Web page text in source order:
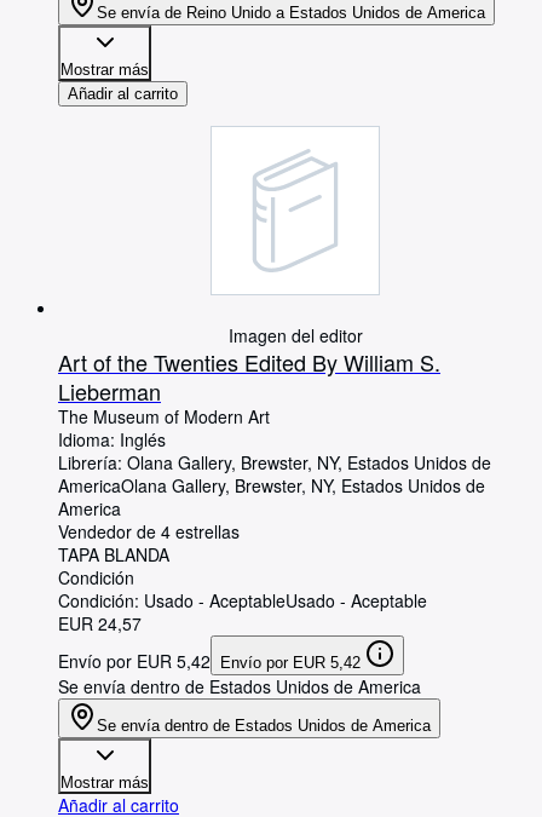
Se envía de Reino Unido a Estados Unidos de America
Mostrar más
Añadir al carrito
Imagen del editor
Art of the Twenties Edited By William S.
Lieberman
The Museum of Modern Art
Idioma: Inglés
Librería: Olana Gallery, Brewster, NY, Estados Unidos de
AmericaOlana Gallery, Brewster, NY, Estados Unidos de
America
Vendedor de 4 estrellas
TAPA BLANDA
Condición
Condición: Usado - AceptableUsado - Aceptable
EUR 24,57
Envío por EUR 5,42
Envío por EUR 5,42
Se envía dentro de Estados Unidos de America
Se envía dentro de Estados Unidos de America
Mostrar más
Añadir al carrito